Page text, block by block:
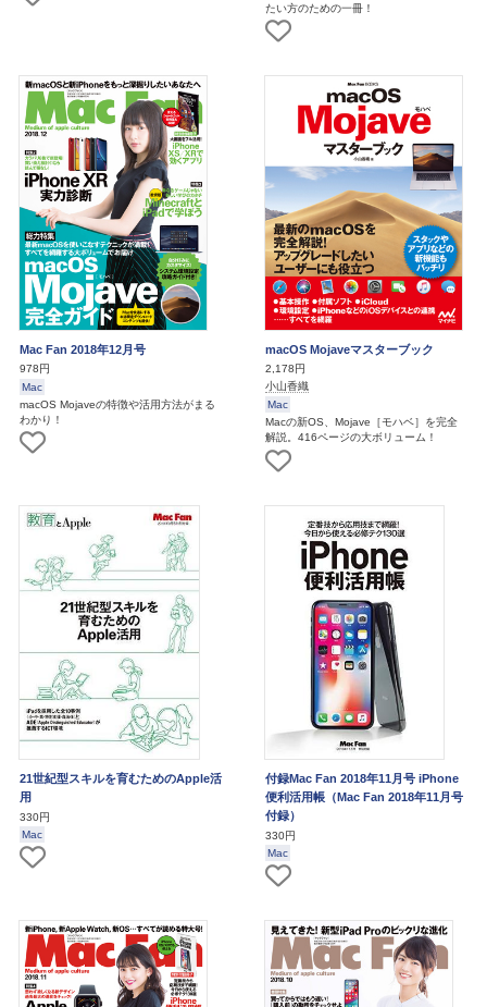
たい方のための一冊！
Mac Fan 2018年12月号
978円
Mac
macOS Mojaveの特徴や活用方法がまる
わかり！
macOS Mojaveマスターブック
2,178円
小山香織
Mac
Macの新OS、Mojave［モハベ］を完全
解説。416ページの大ボリューム！
21世紀型スキルを育むためのApple活
用
330円
Mac
付録Mac Fan 2018年11月号 iPhone
便利活用帳（Mac Fan 2018年11月号
付録）
330円
Mac